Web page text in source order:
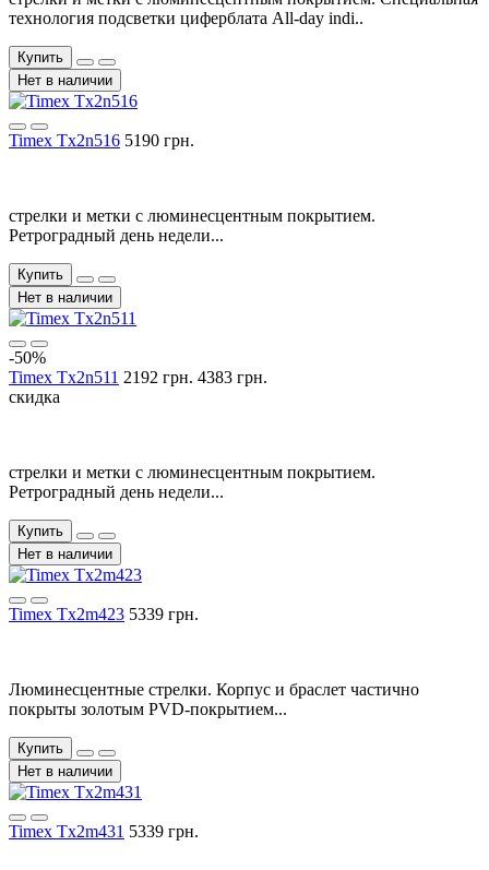
технология подсветки циферблата All-day indi..
Купить
Нет в наличии
Timex Tx2n516 5190 грн.
стрелки и метки с люминесцентным покрытием.
Ретроградный день недели...
Купить
Нет в наличии
-50%
Timex Tx2n511 2192 грн. 4383 грн.
скидка
стрелки и метки с люминесцентным покрытием.
Ретроградный день недели...
Купить
Нет в наличии
Timex Tx2m423 5339 грн.
Люминесцентные стрелки. Корпус и браслет частично
покрыты золотым PVD-покрытием...
Купить
Нет в наличии
Timex Tx2m431 5339 грн.